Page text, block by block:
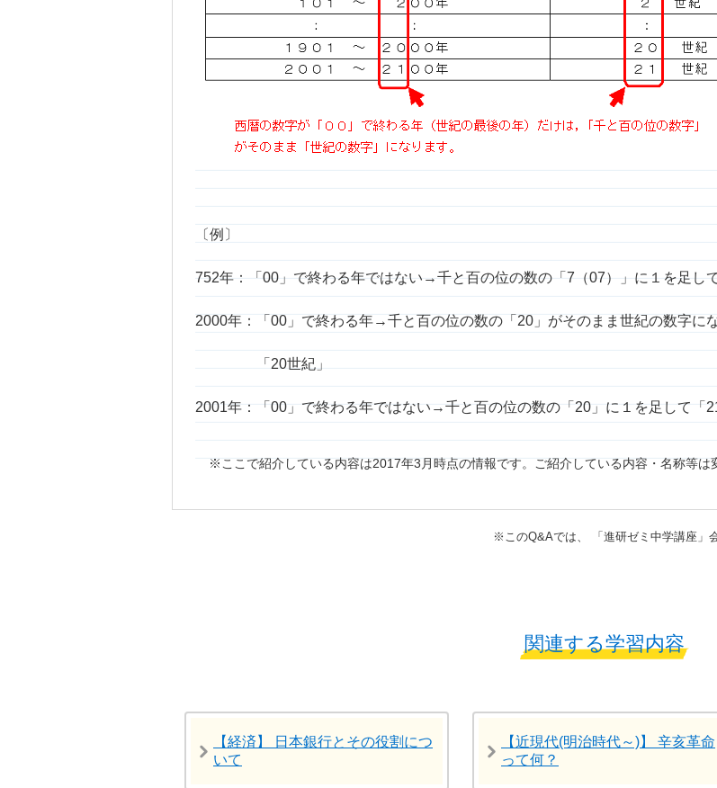
〔例〕
752年：「00」で終わる年ではない→千と百の位の数の「7（07）」に１を足して
2000年：「00」で終わる年→千と百の位の数の「20」がそのまま世紀の数字に
「20世紀」
2001年：「00」で終わる年ではない→千と百の位の数の「20」に１を足して「
ここで紹介している内容は2017年3月時点の情報です。ご紹介している内容・名称等は
※​このQ&Aでは、​ 「進研ゼミ中学講座」​
関連する学習内容
【経済】 日本銀行とその役割につ
いて
【近現代(明治時代～)】 辛亥革命
って何？